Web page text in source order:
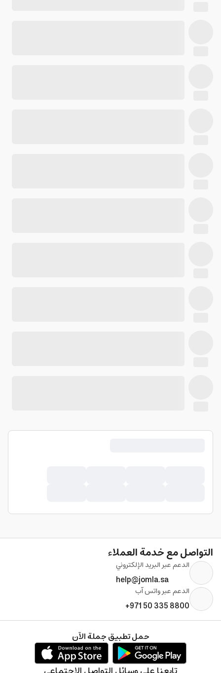
التواصل مع خدمة العملاء
الدعم عبر البريد الإلكتروني
help@jomla.sa
الدعم عبر واتس آب
+971 50 335 8800
حمل تطبيق جملة الآن